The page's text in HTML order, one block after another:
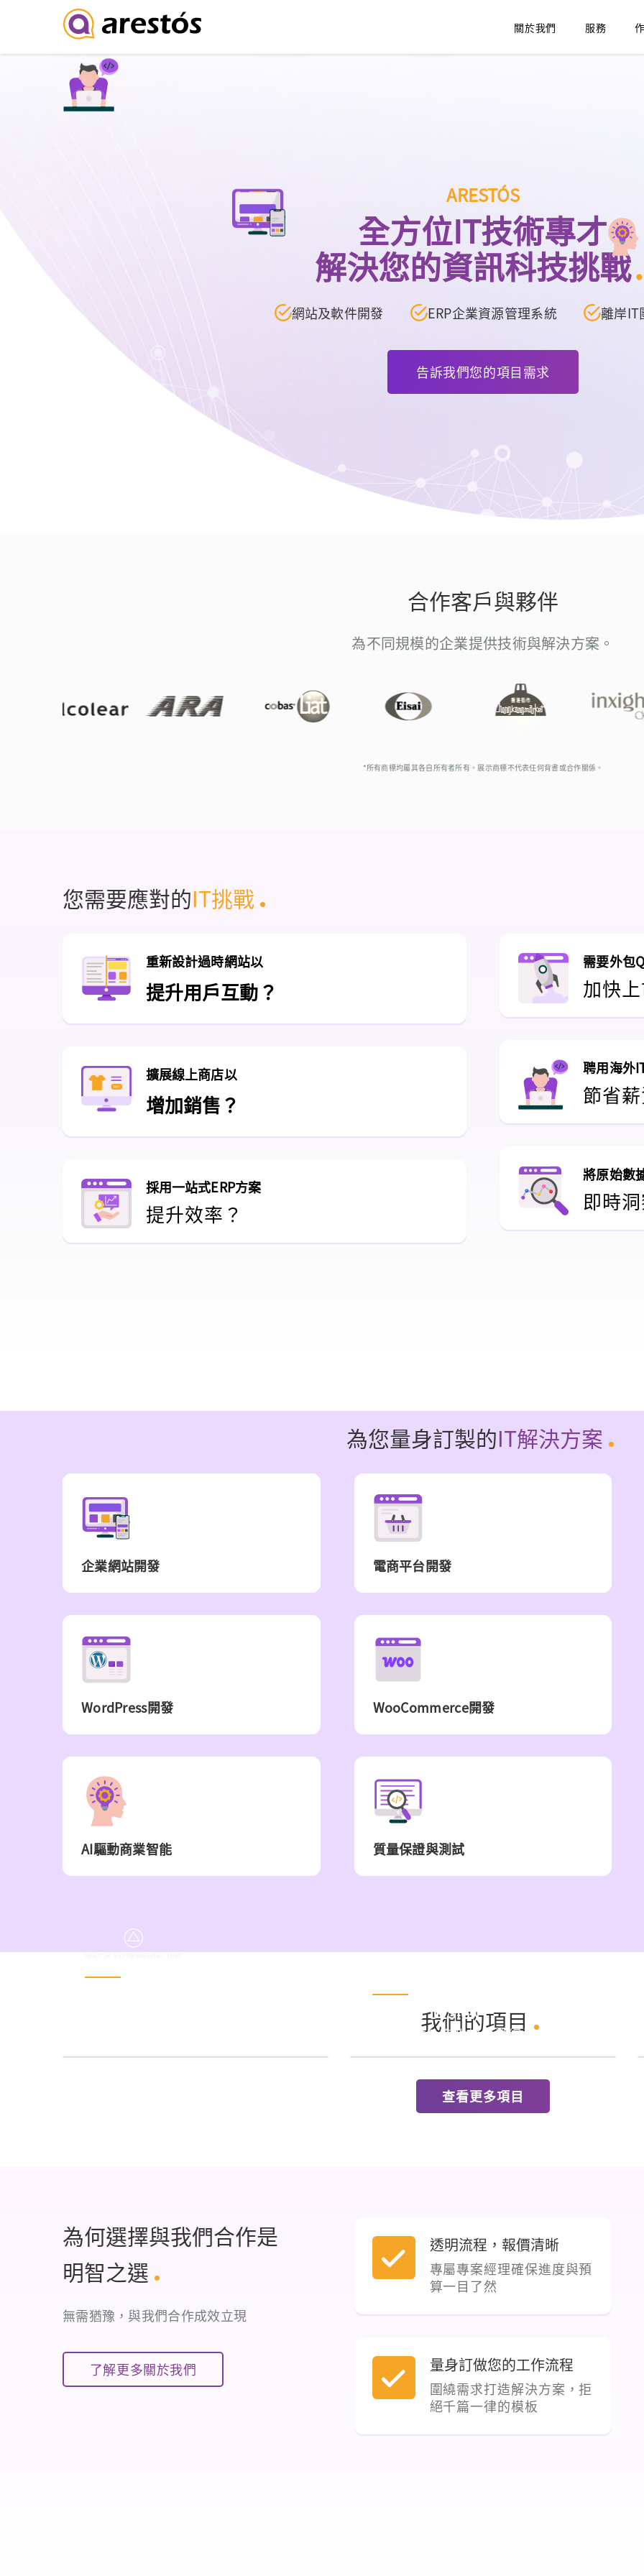
關於我們 服務
ARESTÓS
全方位IT技術專才
解決您的資訊科技挑戰
網站及軟件開發 ERP企業資源管理系統 離岸IT
告訴我們您的項目需求
合作客戶與夥伴
為不同規模的企業提供技術與解決方案。
*所有商標均屬其各自所有者所有。展示商標不代表任何背書或合作關係。
您需要應對的IT挑戰 .
重新設計過時網站以
提升用戶互動？
擴展線上商店以
增加銷售？
採用一站式ERP方案
提升效率？
需要外包
加快
聘用海外
節省
將原始數
即時
為您量身訂製的IT解決方案 .
企業網站開發 電商平台開發
WordPress開發 WooCommerce開發
AI驅動商業智能 質量保證與測試
我們的項目
INXIGHT DESIGN
一個專業及高雅的企業網站
查看更多項目
為何選擇與我們合作是
明智之選 .
無需猶豫，與我們合作成效立現
了解更多關於我們
透明流程，報價清晰
專屬專案經理確保進度與預
算一目了然
量身訂做您的工作流程
圍繞需求打造解決方案，拒
絕千篇一律的模板